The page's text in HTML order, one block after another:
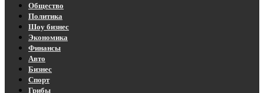
Общество
Политика
Шоу бизнес
Экономика
Финансы
Авто
Бизнес
Спорт
Грибы